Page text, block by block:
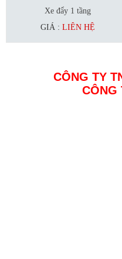
Xe đẩy 1 tầng
GIÁ : LIÊN HỆ
CÔNG TY
CÔNG